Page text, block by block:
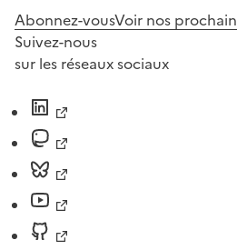
Abonnez-vousVoir nos
Suivez-nous
sur les réseaux sociaux